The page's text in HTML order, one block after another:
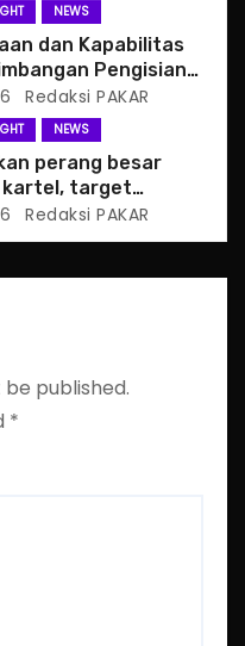
NEWS
dan Kapabilitas
Pengisian
Redaksi PAKAR
NEWS
perang besar
target
Redaksi PAKAR
published.
*